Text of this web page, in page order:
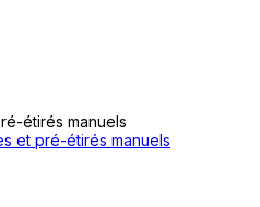
étirés manuels
et pré-étirés manuels